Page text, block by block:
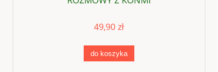
49,90 zł
do koszyka